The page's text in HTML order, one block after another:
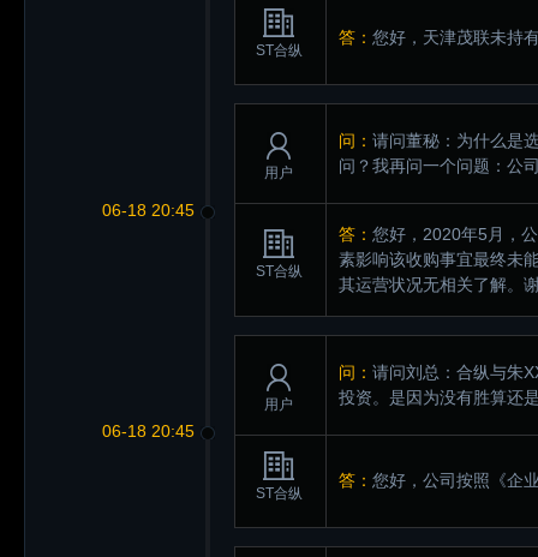
ST合纵
答： 您好，天津茂联未持
06-18 20:45
用户
问： 请问董秘：为什么是
问？我再问一个问题：公
ST合纵
答： 您好，2020年5月，
素影响该收购事宜最终未
其运营状况无相关了解。
06-18 20:45
用户
问： 请问刘总：合纵与朱
投资。是因为没有胜算还
ST合纵
答： 您好，公司按照《企